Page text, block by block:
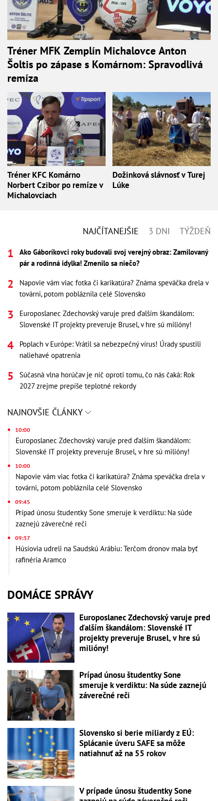
Tréner MFK Zemplín Michalovce Anton
Šoltis po zápase s Komárnom: Spravodlivá
remíza
Tréner KFC Komárno
Norbert Czibor po remíze v
Michalovciach
Dožinková slávnosť v Turej
Lúke
NAJČÍTANEJŠIE 3 DNI TÝŽDEŇ
Ako Gáboríkovci roky budovali svoj verejný obraz: Zamilovaný
pár a rodinná idylka! Zmenilo sa niečo?
Napovie vám viac fotka či karikatúra? Známa speváčka drela v
továrni, potom pobláznila celé Slovensko
Europoslanec Zdechovský varuje pred ďalším škandálom:
Slovenské IT projekty preveruje Brusel, v hre sú milióny!
Poplach v Európe: Vrátil sa nebezpečný vírus! Úrady spustili
naliehavé opatrenia
Súčasná vlna horúčav je nič oproti tomu, čo nás čaká: Rok
2027 zrejme prepíše teplotné rekordy
NAJNOVŠIE ČLÁNKY
10:00
Europoslanec Zdechovský varuje pred ďalším škandálom:
Slovenské IT projekty preveruje Brusel, v hre sú milióny!
10:00
Napovie vám viac fotka či karikatúra? Známa speváčka drela v
továrni, potom pobláznila celé Slovensko
09:45
Prípad únosu študentky Sone smeruje k verdiktu: Na súde
zaznejú záverečné reči
09:37
Húsíovia udreli na Saudskú Arábiu: Terčom dronov mala byť
rafinéria Aramco
DOMÁCE SPRÁVY
Europoslanec Zdechovský varuje pred
ďalším škandálom: Slovenské IT
projekty preveruje Brusel, v hre sú
milióny!
Prípad únosu študentky Sone
smeruje k verdiktu: Na súde zaznejú
záverečné reči
Slovensko si berie miliardy z EÚ:
Splácanie úveru SAFE sa môže
natiahnuť až na 55 rokov
V prípade únosu študentky Sone